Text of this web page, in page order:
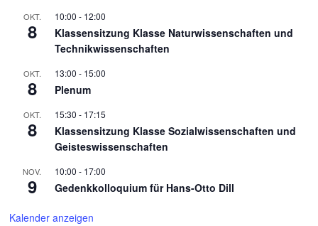
OKT.
8
10:00 - 12:00
Klassensitzung Klasse Naturwissenschaften und
Technikwissenschaften
OKT.
8
13:00 - 15:00
Plenum
OKT.
8
15:30 - 17:15
Klassensitzung Klasse Sozialwissenschaften und
Geisteswissenschaften
NOV.
9
10:00 - 17:00
Gedenkkolloquium für Hans-Otto Dill
Kalender anzeigen